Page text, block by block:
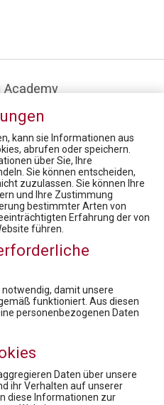
Academy
/ Anfahrt
für Privatpersonen
/ Vision
RARE DISEASES DIALOG: Kostenexplosion Rare Diseases oder rare Kosten mit hohem Wert?
2018 "Yes, we innovate"
der Pharmaindustrie
not to Launch
kann sie Informationen aus
abrufen oder speichern.
über Sie, Ihre
Sie können entscheiden,
zuzulassen. Sie können Ihre
und Ihre Zustimmung
bestimmter Arten von
Erfahrung der von
führen.
notwendig, damit unsere
funktioniert. Aus diesen
personenbezogenen Daten
Daten über unsere
ihr Verhalten auf unserer
diese Informationen zur